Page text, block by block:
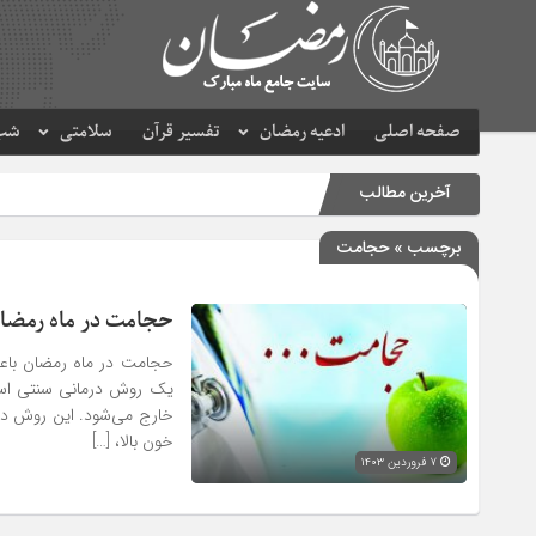
صفحه اصلی ادعیه رمضان تفسیر قرآن سلامتی
آخرین مطالب
برچسب » حجامت
حجامت در ماه
حجامت در ماه رمضان
یک روش درمانی سنتی
خارج می‌شود. این روش
خون بالا، […]